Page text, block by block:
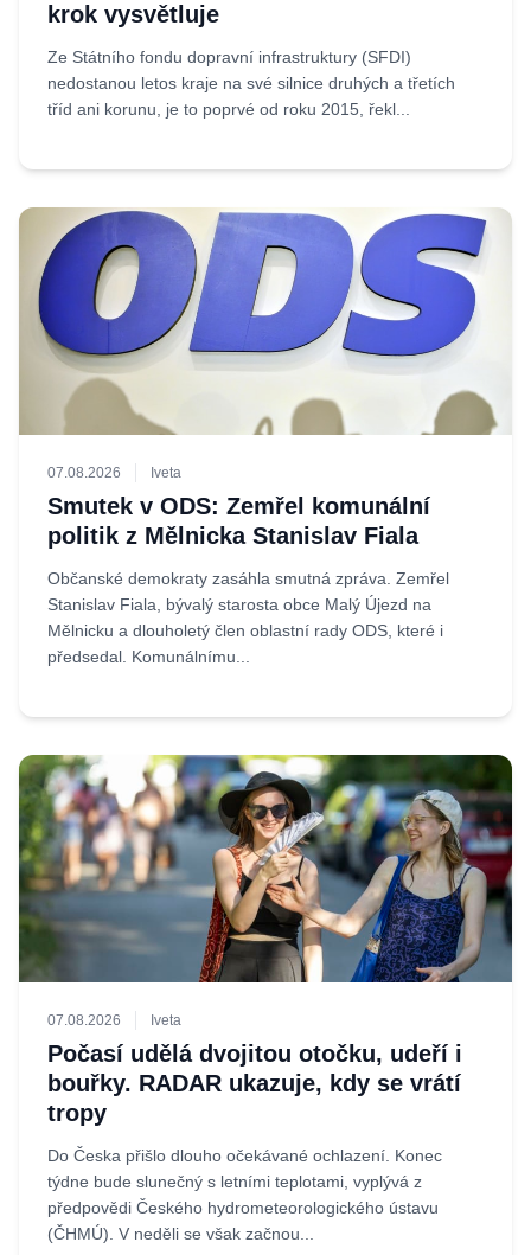
krok vysvětluje
Ze Státního fondu dopravní infrastruktury (SFDI)
nedostanou letos kraje na své silnice druhých a třetích
tříd ani korunu, je to poprvé od roku 2015, řekl...
07.08.2026 Iveta
Smutek v ODS: Zemřel komunální
politik z Mělnicka Stanislav Fiala
Občanské demokraty zasáhla smutná zpráva. Zemřel
Stanislav Fiala, bývalý starosta obce Malý Újezd na
Mělnicku a dlouholetý člen oblastní rady ODS, které i
předsedal. Komunálnímu...
07.08.2026 Iveta
Počasí udělá dvojitou otočku, udeří i
bouřky. RADAR ukazuje, kdy se vrátí
tropy
Do Česka přišlo dlouho očekávané ochlazení. Konec
týdne bude slunečný s letními teplotami, vyplývá z
předpovědi Českého hydrometeorologického ústavu
(ČHMÚ). V neděli se však začnou...